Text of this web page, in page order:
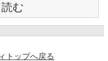
む
トップへ戻る